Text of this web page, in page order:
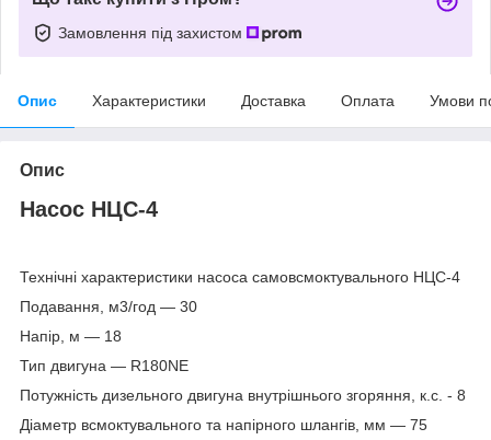
Замовлення під захистом
Опис Характеристики Доставка Оплата Умови
Опис
Насос НЦС-4
Технічні характеристики насоса самовсмоктувального НЦС-4
Подавання, м3/год — 30
Напір, м — 18
Тип двигуна — R180NE
Потужність дизельного двигуна внутрішнього згоряння, к.с. - 8
Діаметр всмоктувального та напірного шлангів, мм — 75